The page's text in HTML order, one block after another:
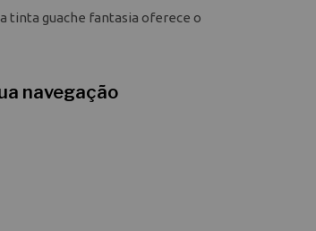
tinta guache fantasia oferece o
navegação